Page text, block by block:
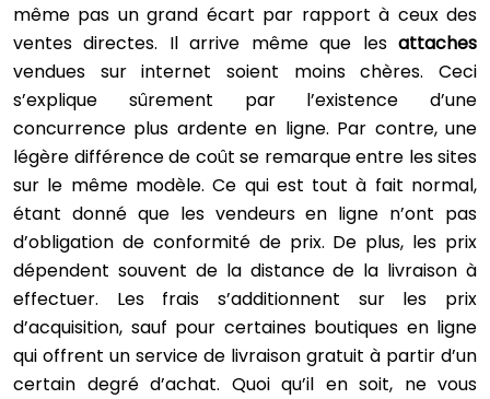
même pas un grand écart par rapport à ceux des
ventes directes. Il arrive même que les attaches
vendues sur internet soient moins chères. Ceci
s’explique sûrement par l’existence d’une
concurrence plus ardente en ligne. Par contre, une
légère différence de coût se remarque entre les sites
sur le même modèle. Ce qui est tout à fait normal,
étant donné que les vendeurs en ligne n’ont pas
d’obligation de conformité de prix. De plus, les prix
dépendent souvent de la distance de la livraison à
effectuer. Les frais s’additionnent sur les prix
d’acquisition, sauf pour certaines boutiques en ligne
qui offrent un service de livraison gratuit à partir d’un
certain degré d’achat. Quoi qu’il en soit, ne vous